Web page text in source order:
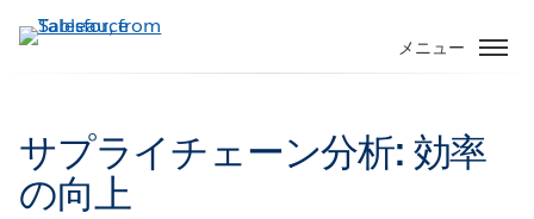
イ
メニュー
サプライチェーン分析: 効率
の向上